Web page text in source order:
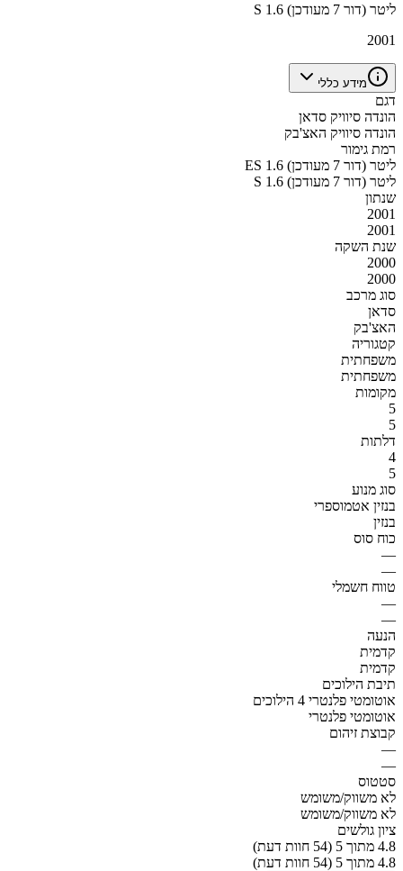
S 1.6 ליטר (דור 7 מעודכן)
2001
מידע כללי
דגם
הונדה סיוויק סדאן
הונדה סיוויק האצ'בק
רמת גימור
ES 1.6 ליטר (דור 7 מעודכן)
S 1.6 ליטר (דור 7 מעודכן)
שנתון
2001
2001
שנת השקה
2000
2000
סוג מרכב
סדאן
האצ'בק
קטגוריה
משפחתית
משפחתית
מקומות
5
5
דלתות
4
5
סוג מנוע
בנזין אטמוספרי
בנזין
כוח סוס
—
—
טווח חשמלי
—
—
הנעה
קדמית
קדמית
תיבת הילוכים
אוטומטי פלנטרי 4 הילוכים
אוטומטי פלנטרי
קבוצת זיהום
—
—
סטטוס
לא משווק/משומש
לא משווק/משומש
ציון גולשים
4.8 מתוך 5 (54 חוות דעת)
4.8 מתוך 5 (54 חוות דעת)